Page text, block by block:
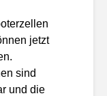
jetzt
sind
und die